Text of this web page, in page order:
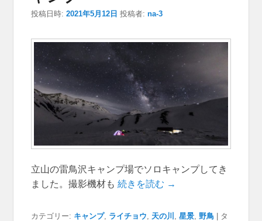
投稿日時:2021年5月12日 投稿者:na-3
立山の雷鳥沢キャンプ場でソロキャンプしてき
ました。撮影機材も続きを読む →
カテゴリー: キャンプ, ライチョウ 天の川 ,星景 野鳥 | タ